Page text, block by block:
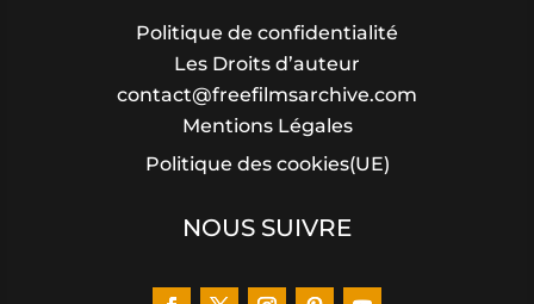
Politique de confidentialité
Les Droits d’auteur
contact@freefilmsarchive.com
Mentions Légales
Politique des cookies(UE)
NOUS SUIVRE